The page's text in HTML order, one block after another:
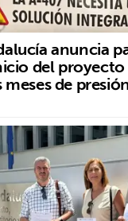
anuncia
del
de